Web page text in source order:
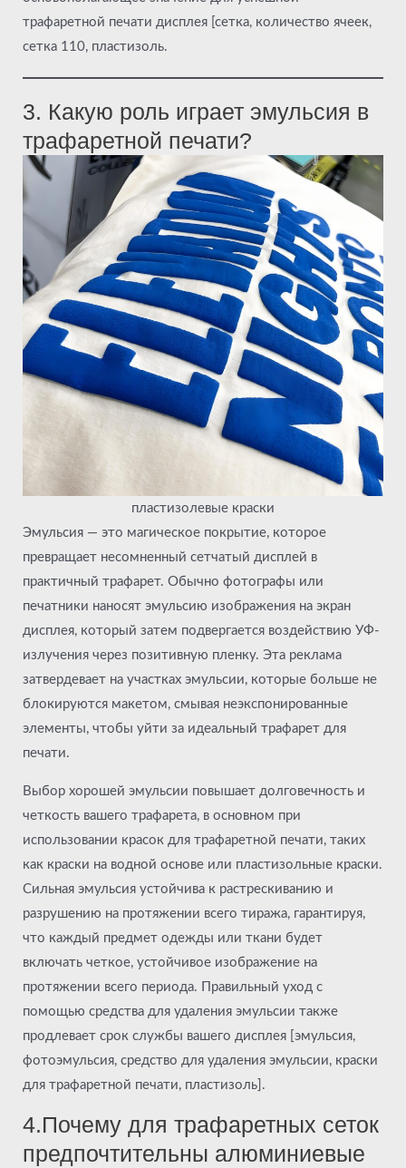
трафаретной печати дисплея [сетка, количество ячеек,
сетка 110, пластизоль.
3. Какую роль играет эмульсия в
трафаретной печати?
пластизолевые краски
Эмульсия — это магическое покрытие, которое
превращает несомненный сетчатый дисплей в
практичный трафарет. Обычно фотографы или
печатники наносят эмульсию изображения на экран
дисплея, который затем подвергается воздействию УФ-
излучения через позитивную пленку. Эта реклама
затвердевает на участках эмульсии, которые больше не
блокируются макетом, смывая неэкспонированные
элементы, чтобы уйти за идеальный трафарет для
печати.
Выбор хорошей эмульсии повышает долговечность и
четкость вашего трафарета, в основном при
использовании красок для трафаретной печати, таких
как краски на водной основе или пластизольные краски.
Сильная эмульсия устойчива к растрескиванию и
разрушению на протяжении всего тиража, гарантируя,
что каждый предмет одежды или ткани будет
включать четкое, устойчивое изображение на
протяжении всего периода. Правильный уход с
помощью средства для удаления эмульсии также
продлевает срок службы вашего дисплея [эмульсия,
фотоэмульсия, средство для удаления эмульсии, краски
для трафаретной печати, пластизоль].
4.Почему для трафаретных сеток
предпочтительны алюминиевые